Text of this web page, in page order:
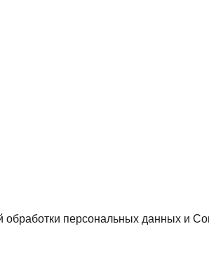
обработки персональных данных и